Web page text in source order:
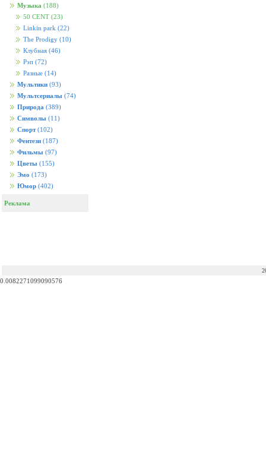
Музыка (188)
50 CENT (23)
Linkin park (22)
The Prodigy (10)
Клубная (46)
Рэп (72)
Разные (14)
Мультики (93)
Мультсериалы (74)
Природа (389)
Символы (11)
Спорт (102)
Фентези (187)
Фильмы (97)
Цветы (155)
Эмо (173)
Юмор (402)
Реклама
0.0082271099090576